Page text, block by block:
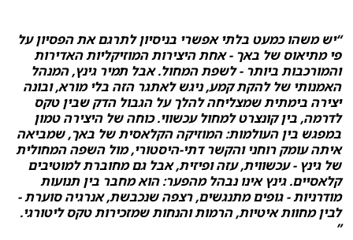
“יש משהו כמעט בלתי אפשרי בניסיון לתרגם את הפסיון על
פי מתיאוס של באך - אחת היצירות המוזיקליות האדירות
והמורכבות ביותר - לשפת המחול. אבל תמיר גינץ, המנהל
האמנותי של להקת קמע, ניגש לאתגר הזה בלי מורא, ובונה
יצירה בימתית שמצליחה להלך על הגבול הדק שבין טקס
לדרמה, בין קונצרט למחול עכשווי. כוחה של היצירה טמון
במפגש בין העולמות: המוזיקה הקלאסית של באך, שמביאה
איתה עומק רוחני והקשר דתי-היסטורי, מול השפה המחולית
של גינץ - עכשווית, עזה ופיזית, אבל גם מחוברת למוטיבים
קלאסיים. גינץ אינו נבהל מהפער: הוא מחבר בין תנועות
מודרניות - גופים מתנגשים, רצפה שנכבשת, אנרגיה סוערת -
לבין מחוות איטיות, הרמות והנחות שמזכירות טקס ליטורגי.
”